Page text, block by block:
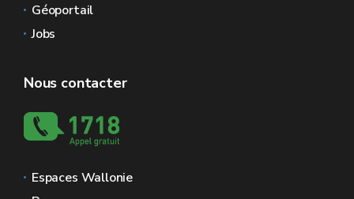
Géoportail
Jobs
Nous contacter
Espaces Wallonie